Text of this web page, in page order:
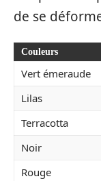
de se
Couleurs
Vert émeraude
Lilas
Terracotta
Noir
Rouge